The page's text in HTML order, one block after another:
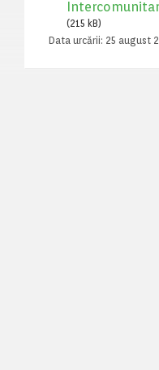
(215 kB)
Data urcării: 25 august